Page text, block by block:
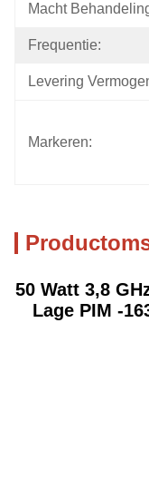
Macht
Frequentie:
Levering
Markeren:
50 Watt 3,8
Lage PIM -